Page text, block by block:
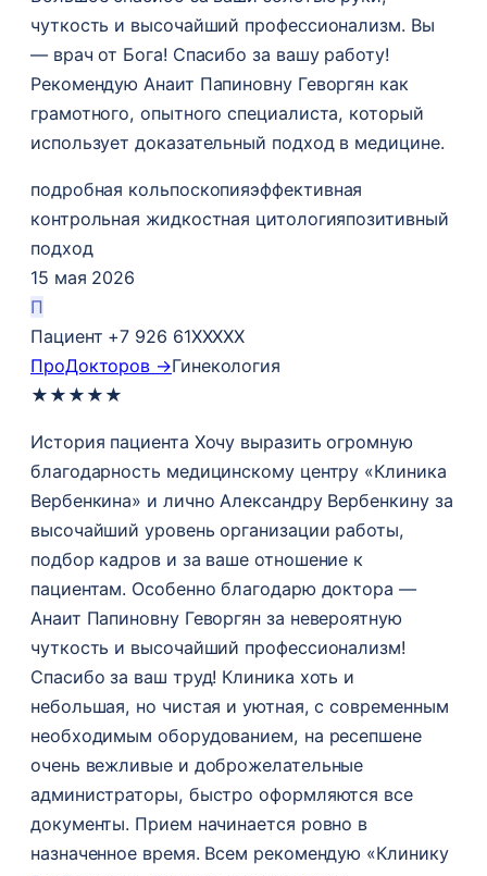
чуткость и высочайший профессионализм. Вы
— врач от Бога! Спасибо за вашу работу!
Рекомендую Анаит Папиновну Геворгян как
грамотного, опытного специалиста, который
использует доказательный подход в медицине.
подробная кольпоскопияэффективная
контрольная жидкостная цитологияпозитивный
подход
15 мая 2026
П
Пациент +7 926 61XXXXX
ПроДокторов →Гинекология
★ ★ ★ ★ ★
История пациента Хочу выразить огромную
благодарность медицинскому центру «Клиника
Вербенкина» и лично Александру Вербенкину за
высочайший уровень организации работы,
подбор кадров и за ваше отношение к
пациентам. Особенно благодарю доктора —
Анаит Папиновну Геворгян за невероятную
чуткость и высочайший профессионализм!
Спасибо за ваш труд! Клиника хоть и
небольшая, но чистая и уютная, с современным
необходимым оборудованием, на ресепшене
очень вежливые и доброжелательные
администраторы, быстро оформляются все
документы. Прием начинается ровно в
назначенное время. Всем рекомендую «Клинику